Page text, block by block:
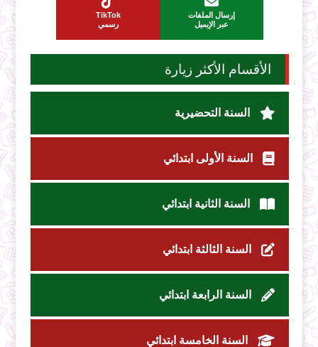
إرسال الملفات
عبر الإيميل
TikTok
رسمي
الأقسام الأكثر زيارة
السنة التحضيرية
السنة الأولى ابتدائي
السنة الثانية ابتدائي
السنة الثالثة ابتدائي
السنة الرابعة ابتدائي
السنة الخامسة ابتدائي